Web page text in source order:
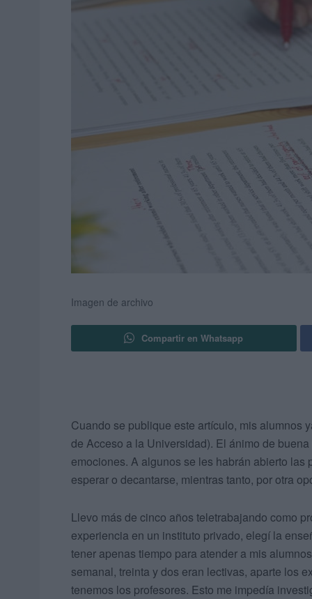
Imagen de archivo
Compartir en Whatsapp
Cuando se publique este artículo, mis alumnos
de Acceso a la Universidad). El ánimo de
emociones. A algunos se les habrán abierto las
esperar o decantarse, mientras tanto, por otra
Llevo más de cinco años teletrabajando como
experiencia en un instituto privado, elegí la
tener apenas tiempo para atender a mis
semanal, treinta y dos eran lectivas, aparte los
tenemos los profesores. Esto me impedía